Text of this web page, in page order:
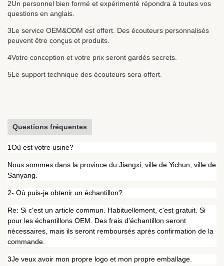
2Un personnel bien formé et expérimenté répondra à toutes vos
questions en anglais.
3Le service OEM&ODM est offert. Des écouteurs personnalisés
peuvent être conçus et produits.
4Votre conception et votre prix seront gardés secrets.
5Le support technique des écouteurs sera offert.
Questions fréquentes
1Où est votre usine?
Nous sommes dans la province du Jiangxi, ville de Yichun, ville de
Sanyang.
2- Où puis-je obtenir un échantillon?
Re: Si c'est un article commun. Habituellement, c'est gratuit. Si
pour les échantillons OEM. Des frais d'échantillon seront
nécessaires, mais ils seront remboursés après confirmation de la
commande.
3Je veux avoir mon propre logo et mon propre emballage.